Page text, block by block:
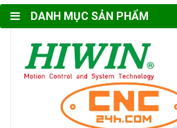
DANH MỤC SẢN PHẨM